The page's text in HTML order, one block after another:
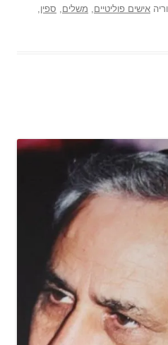
אישים פוליטיים, משלים, ספין,